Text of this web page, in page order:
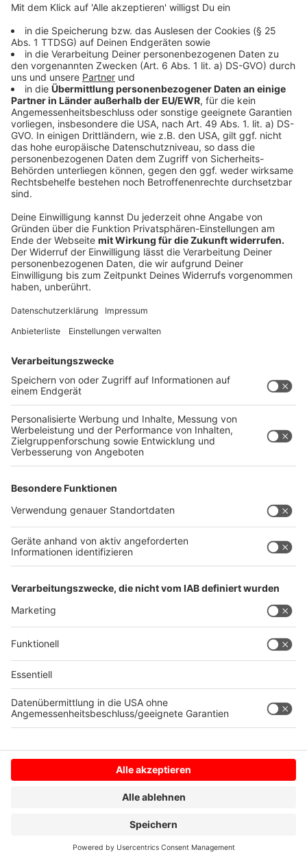
Wo:Innenstadt Billerbeck
Weitere Infos: Zum Abschluss des Billerbecker
InnenStadtSommers steht heute die heimische
Band Capo 3 auf der Bühne.
Ab 18 Uhr spielt die Gruppe am Markt am Dom eine
Mischung aus Evergreens und aktuellen Ohrwürmern.
Eine Leinwand mit Liedtexten gibt es zwar nicht –
Mitsingen ist trotzdem ausdrücklich erwünscht.
Der Eintritt ist frei.
DÜLMEN
Was:Musikalischer Sommer auf der Karthaus
Wann:18:00 Uhr
Wo:Gelände an der Karthaus, Dülmen (Anna-
Kosten:Kostenlos
Weitere Infos:Beni Feldmann - Liedermacher/Folk,
Bluegrass und poetische Geschichten - eigene Stücke
und Lieder aus aller Welt, inspiriert von
Volksliedtraditionen. Persönliches, intimes
Konzerterlebnis/ Imbissstand, Eiswagen und kühle
Getränke vor Ort / Bei schlechten Wetter: Das Team
reagiert flexibel und trifft entsprechende
Vorkehrungen
Anzeige
Samstag, 29.08.2026